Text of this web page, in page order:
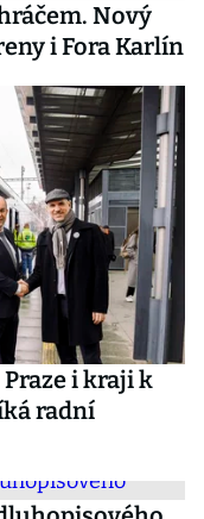
Nový
i Fora Karlín
i kraji k
radní